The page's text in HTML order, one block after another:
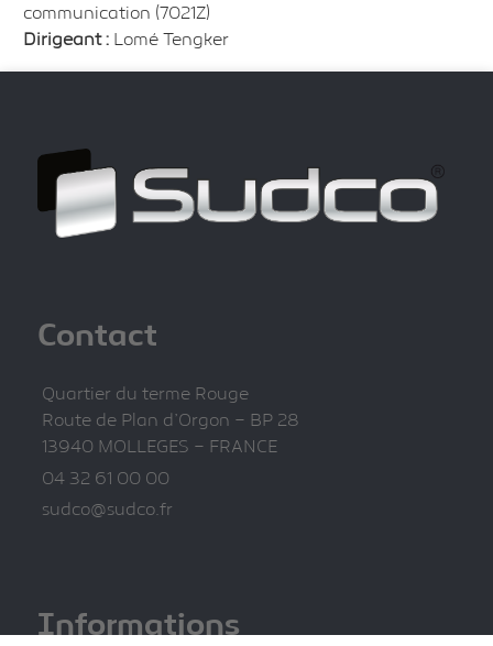
communication (7021Z)
Dirigeant : Lomé Tengker
Contact
Quartier du terme Rouge
Route de Plan d’Orgon – BP 28
13940 MOLLEGES – FRANCE
04 32 61 00 00
sudco@sudco.fr
Informations